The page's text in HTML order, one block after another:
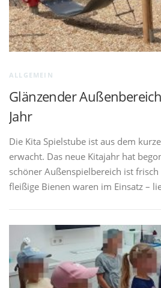
ALLGEMEIN
Glänzender
Jahr
Die Kita Spielstube ist aus dem
erwacht. Das neue Kitajahr hat
schöner Außenspielbereich ist
fleißige Bienen waren im Einsatz –